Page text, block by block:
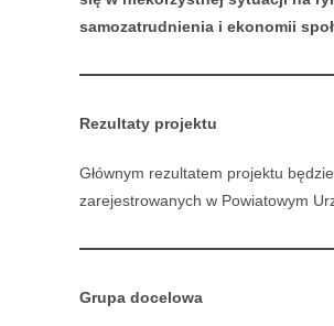
samozatrudnienia i ekonomii
Rezultaty projektu
Głównym rezultatem projektu będzie
zarejestrowanych w Powiatowym
Grupa docelowa